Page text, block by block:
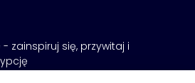
zainspiruj się, przywitaj i